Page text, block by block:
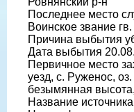
Последнее место
Воинское звание
Причина выбытия
Дата выбытия
Первичное место
уезд, с. Руженос,
безымянная
Название